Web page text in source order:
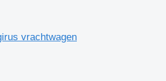
vrachtwagen